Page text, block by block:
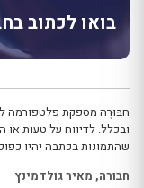
בואו לכתוב
חבּוּרֶה מספקת פלטפורמה
ובכלל. לדיווח על טעות או
שהתמונות בכתבה יהיו
חבורה, מאיר גולדמינץ